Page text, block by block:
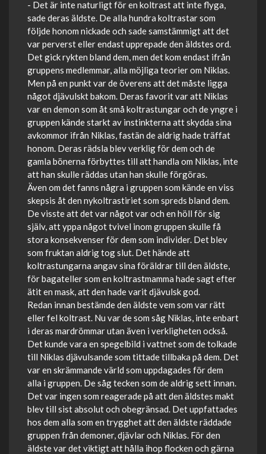
- Det är inte naturligt för en koltrast att inte flyga,
sade deras äldste. De alla hundra koltrastar som
följde honom nickade och sade samstämmigt att det
var perverst eller endast upprepade den äldstes ord.
Det gick rykten bland dem, men det kom endast ifrån
gruppens medlemmar, alla möjliga teorier om Niklas.
Men på en punkt var de överens att det måste ligga
något djävulskt bakom. Deras favorit var att Niklas
var en demon som åt små koltrastungar och de yngre i
gruppen kände starkt av instinkterna att skydda sina
avkommor ifrån Niklas, fastän de aldrig hade träffat
honom. Deras rädsla blev verklig för dem och de
gamla bönerna förbyttes till att handla om Niklas, inte
att han skulle räddas utan han skulle förgöras.
Även om det fanns några i gruppen som kände en viss
skepsis åt den nykoltrastiriet som spreds bland dem.
De visste att det var något var och en höll för sig
själv, att yppa något tvivel inom gruppen skulle få
stora konsekvenser för dem som individer. Det blev
som fruktan aldrig tog slut. Det hände att
koltrastungarna angav sina föräldrar till den äldste,
för bagateller som en koltrastmamma hade sagt efter
ätit en mask, att den hade varit djävulsk god.
Redan innan bestämde den äldste vem som var rätt
eller fel koltrast. Nu var de som såg Niklas, inte enbart
i deras mardrömmar utan även i verkligheten också.
Det kunde vara en spegelbild i vattnet som de tolkade
till Niklas djävulsande som tittade tillbaka på dem. Det
var en skrämmande värld som uppdagades för dem
alla i gruppen. De såg tecken som de aldrig sett innan.
Det var ingen som reagerade på att den äldstes makt
blev till sist absolut och obegränsad. Det uppfattades
hos dem alla som en trygghet att den äldste räddade
gruppen från demoner, djävlar och Niklas. För den
äldste var det viktigt att hålla ihop flocken och gärna